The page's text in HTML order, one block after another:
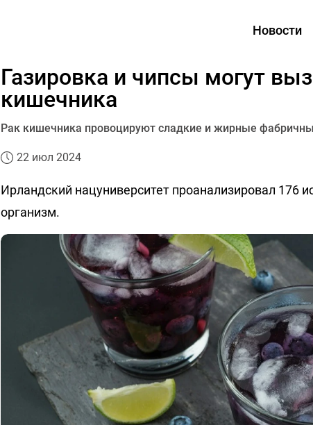
Новости
Газировка и чипсы могут
кишечника
Рак кишечника провоцируют сладкие и жирные
22 июл 2024
Ирландский нацуниверситет проанализировал 176
организм.